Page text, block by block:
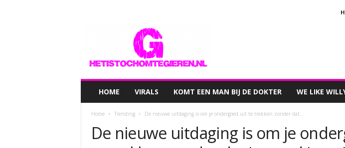
HOME VIRALS KOMT EEN MAN BIJ DE DOKTER WE LIKE
Home Trending De nieuwe uitdaging is om je ondergoed uit te trekken zonder dat...
De nieuwe uitdaging is om je